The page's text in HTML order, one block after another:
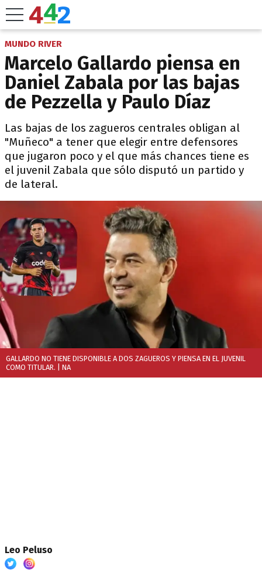
MUNDO RIVER
Marcelo Gallardo piensa en
Daniel Zabala por las bajas
de Pezzella y Paulo Díaz
Las bajas de los zagueros centrales obligan al
"Muñeco" a tener que elegir entre defensores
que jugaron poco y el que más chances tiene es
el juvenil Zabala que sólo disputó un partido y
de lateral.
GALLARDO NO TIENE DISPONIBLE A DOS ZAGUEROS Y PIENSA EN EL JUVENIL
COMO TITULAR. | NA
Leo Peluso